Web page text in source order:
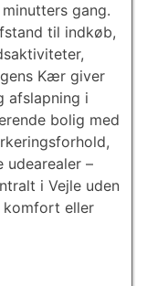
gang.
til indkøb,
Kær giver
afslapning i
bolig med
udearealer –
i Vejle uden
komfort eller